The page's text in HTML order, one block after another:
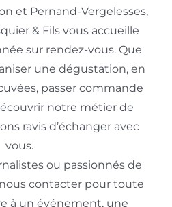
et Pernand-Vergelesses,
& Fils vous accueille
sur rendez-vous. Que
une dégustation, en
passer commande
notre métier de
ravis d’échanger avec
vous.
ou passionnés de
nous contacter pour toute
à un événement, une